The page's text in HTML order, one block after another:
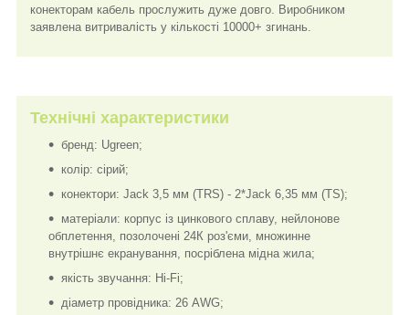
конекторам кабель прослужить дуже довго. Виробником
заявлена витривалість у кількості 10000+ згинань.
Технічні характеристики
бренд: Ugreen;
колір: сірий;
конектори: Jack 3,5 мм (TRS) - 2*Jack 6,35 мм (TS);
матеріали: корпус із цинкового сплаву, нейлонове
обплетення, позолочені 24К роз'єми, множинне
внутрішнє екранування, посріблена мідна жила;
якість звучання: Hi-Fi;
діаметр провідника: 26 AWG;